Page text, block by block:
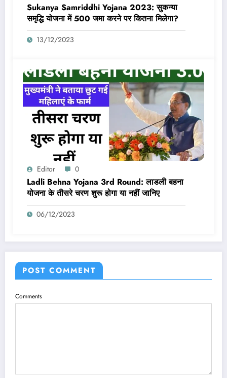
Sukanya Samriddhi Yojana 2023: सुकन्या
समृद्धि योजना में 500 जमा करने पर कितना मिलेगा?
13/12/2023
Editor 0
Ladli Behna Yojana 3rd Round: लाडली बहना
योजना के तीसरे चरण शुरू होगा या नहीं जानिए
06/12/2023
POST COMMENT
Comments